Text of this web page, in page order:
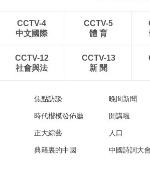
CCTV-4
中文國際
CCTV-5
體 育
CCTV-12
社會與法
CCTV-13
新 聞
焦點訪談 晚間新聞
時代楷模發佈廳 開講啦
正大綜藝 人口
典籍裏的中國 中國詩詞大會